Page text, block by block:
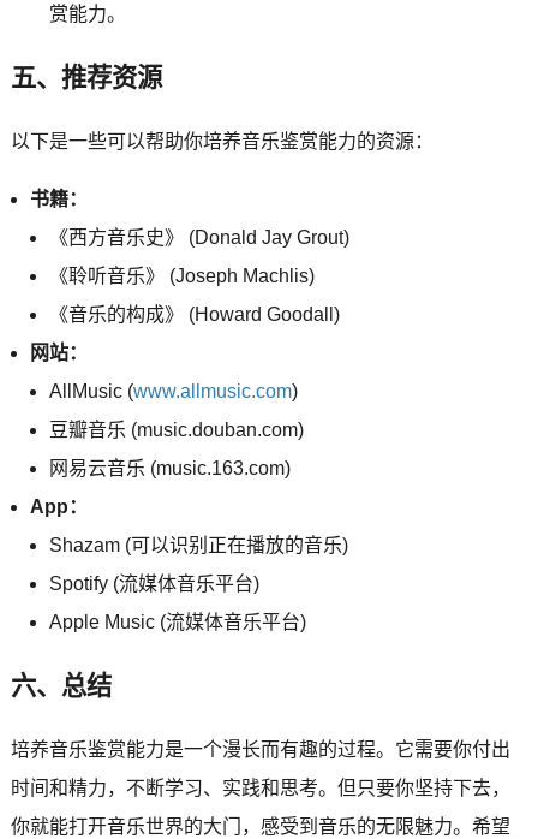
赏能力。
五、推荐资源
以下是一些可以帮助你培养音乐鉴赏能力的资源：
书籍：
《西方音乐史》 (Donald Jay Grout)
《聆听音乐》 (Joseph Machlis)
《音乐的构成》 (Howard Goodall)
网站：
AllMusic (www.allmusic.com)
豆瓣音乐 (music.douban.com)
网易云音乐 (music.163.com)
App：
Shazam (可以识别正在播放的音乐)
Spotify (流媒体音乐平台)
Apple Music (流媒体音乐平台)
六、总结
培养音乐鉴赏能力是一个漫长而有趣的过程。它需要你付出
时间和精力，不断学习、实践和思考。但只要你坚持下去，
你就能打开音乐世界的大门，感受到音乐的无限魅力。希望